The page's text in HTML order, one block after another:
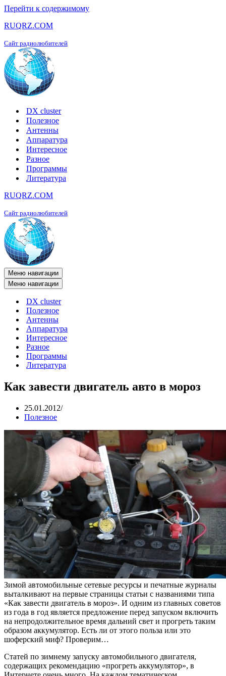
Перейти к содержимому
RUQRZ.COM
Сайт радиолюбителей
DX cluster
Полезное
Антенны
Аппаратура
Интересное
Разное
Программы
Литература
RUQRZ.COM
Сайт радиолюбителей
Меню навигации
Меню навигации
DX cluster
Полезное
Антенны
Аппаратура
Интересное
Разное
Программы
Литература
Как завести двигатель авто в мороз
25.01.2012
Полезное
Зимой автомобильные сетевые ресурсы и печатные журналы
выталкивают на первые страницы статьи с названиями типа
«Как завести двигатель в мороз». И одним из главных советов
из года в год является предложение перед запуском включить
на непродолжительное время дальний свет и прогреть таким
образом аккумулятор. Есть ли от этого польза или это
шоферский миф? Проверим…
Статей по зимнему запуску автомобильного двигателя,
содержащих рекомендацию «прогреть аккумулятор», в